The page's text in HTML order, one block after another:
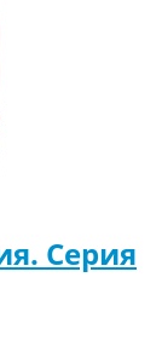
Серия